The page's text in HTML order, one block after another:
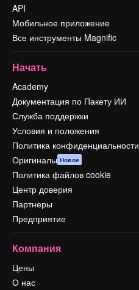
API
Мобильное приложение
Все инструменты Magnific
Начать
Academy
Документация по Пакету ИИ
Служба поддержки
Условия и положения
Политика конфиденциальности
Оригиналы Новое
Политика файлов cookie
Центр доверия
Партнеры
Предприятие
Компания
Цены
О нас